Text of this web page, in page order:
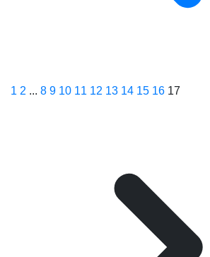
1 2 ... 8 9 10 11 12 13 14 15 16 17